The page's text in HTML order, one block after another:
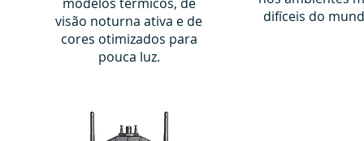
visão noturna ativa e de
cores otimizados para
pouca luz.
difíceis do